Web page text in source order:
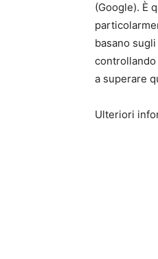
(Google). È
basano
controllando
a superare
Ulteriori